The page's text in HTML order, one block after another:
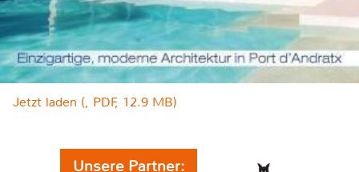
Jetzt laden (, PDF, 12.9 MB)
Unsere Partner: